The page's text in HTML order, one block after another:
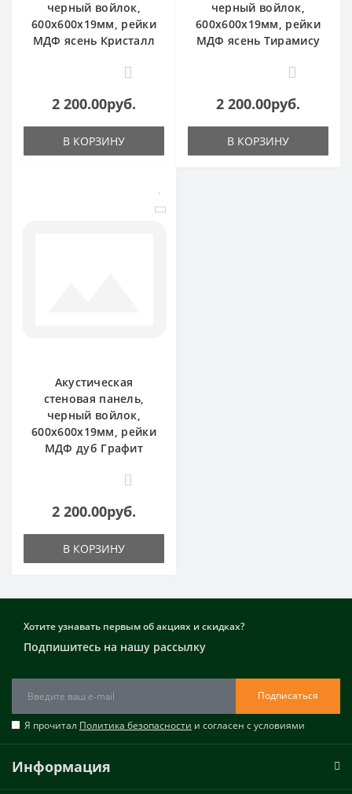
черный войлок,
600х600х19мм, рейки
МДФ ясень Кристалл
0
2 200.00руб.
В КОРЗИНУ
черный войлок,
600х600х19мм, рейки
МДФ ясень Тирамису
0
2 200.00руб.
В КОРЗИНУ
Акустическая
стеновая панель,
черный войлок,
600х600х19мм, рейки
МДФ дуб Графит
0
2 200.00руб.
В КОРЗИНУ
Хотите узнавать первым об акциях и скидках?
Подпишитесь на нашу рассылку
Подписаться
Я прочитал Политика безопасности и согласен с условиями
Информация